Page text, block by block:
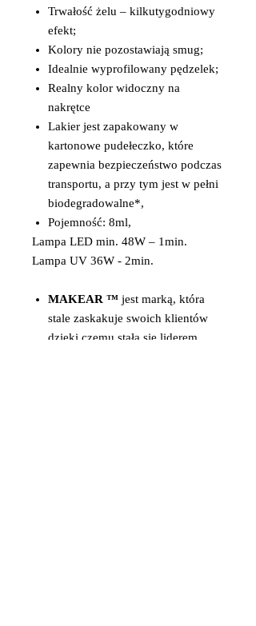
Trwałość żelu – kilkutygodniowy
efekt;
Kolory nie pozostawiają smug;
Idealnie wyprofilowany pędzelek;
Realny kolor widoczny na
nakrętce
Lakier jest zapakowany w
kartonowe pudełeczko, które
zapewnia bezpieczeństwo podczas
transportu, a przy tym jest w pełni
biodegradowalne*,
Pojemność: 8ml,
Lampa LED min. 48W – 1min.
Lampa UV 36W - 2min.
MAKEAR ™ jest marką, która
stale zaskakuje swoich klientów
dzięki czemu stała się liderem